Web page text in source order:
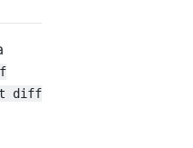
diff